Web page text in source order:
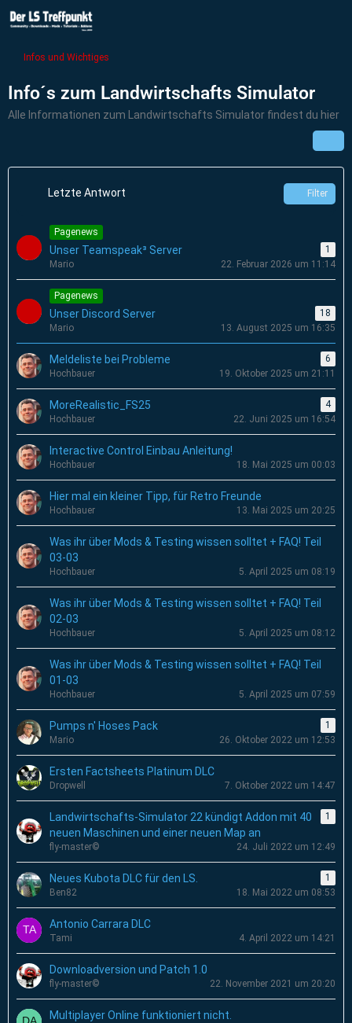
Infos und Wichtiges
Info´s zum Landwirtschafts Simulator
Alle Informationen zum Landwirtschafts Simulator findest du hier
Letzte Antwort Filter
Pagenews
Unser Teamspeak³ Server
1
Mario
22. Februar 2026 um 11:14
Pagenews
Unser Discord Server
18
Mario
13. August 2025 um 16:35
Meldeliste bei Probleme
6
Hochbauer
19. Oktober 2025 um 21:11
MoreRealistic_FS25
4
Hochbauer
22. Juni 2025 um 16:54
Interactive Control Einbau Anleitung!
Hochbauer 18. Mai 2025 um 00:03
Hier mal ein kleiner Tipp, für Retro Freunde
Hochbauer 13. Mai 2025 um 20:25
Was ihr über Mods & Testing wissen solltet + FAQ! Teil
03-03
Hochbauer 5. April 2025 um 08:19
Was ihr über Mods & Testing wissen solltet + FAQ! Teil
02-03
Hochbauer 5. April 2025 um 08:12
Was ihr über Mods & Testing wissen solltet + FAQ! Teil
01-03
Hochbauer 5. April 2025 um 07:59
Pumps n' Hoses Pack
1
Mario
26. Oktober 2022 um 12:53
Ersten Factsheets Platinum DLC
Dropwell 7. Oktober 2022 um 14:47
Landwirtschafts-Simulator 22 kündigt Addon mit 40
neuen Maschinen und einer neuen Map an
1
fly-master© 24. Juli 2022 um 12:49
Neues Kubota DLC für den LS.
1
Ben82
18. Mai 2022 um 08:53
Antonio Carrara DLC
Tami 4. April 2022 um 14:21
Downloadversion und Patch 1.0
fly-master© 22. November 2021 um 20:20
Multiplayer Online funktioniert nicht.